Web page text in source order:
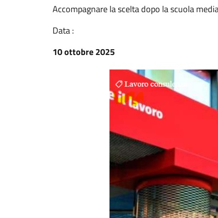
Accompagnare la scelta dopo la scuola
Data :
10 ottobre 2025